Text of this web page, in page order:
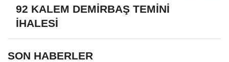
92 KALEM DEMİRBAŞ TEMİNİ
İHALESİ
SON HABERLER